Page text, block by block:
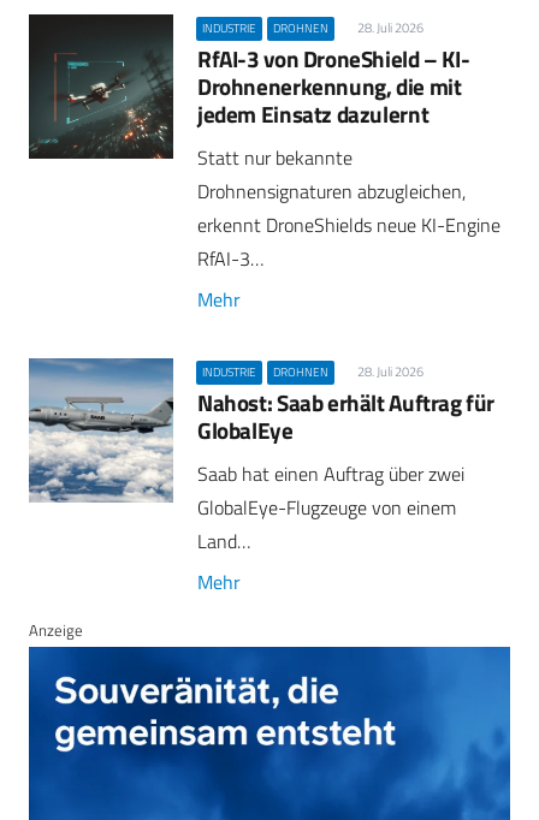
INDUSTRIE DROHNEN 28. Juli 2026
RfAI-3 von DroneShield – KI-
Drohnenerkennung, die mit
jedem Einsatz dazulernt
Statt nur bekannte
Drohnensignaturen abzugleichen,
erkennt DroneShields neue KI-Engine
RfAI-3…
Mehr
INDUSTRIE DROHNEN 28. Juli 2026
Nahost: Saab erhält Auftrag für
GlobalEye
Saab hat einen Auftrag über zwei
GlobalEye-Flugzeuge von einem
Land…
Mehr
Anzeige